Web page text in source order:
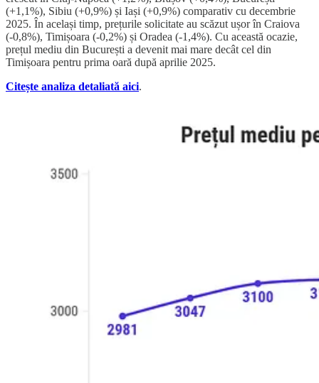
(+1,1%), Sibiu (+0,9%) și Iași (+0,9%) comparativ cu decembrie
2025. În același timp, prețurile solicitate au scăzut ușor în Craiova
(-0,8%), Timișoara (-0,2%) și Oradea (-1,4%). Cu această ocazie,
prețul mediu din București a devenit mai mare decât cel din
Timișoara pentru prima oară după aprilie 2025.
Citește analiza detaliată aici.